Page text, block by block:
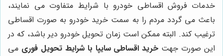
خدمات فروش اقساطی خودرو با شرایط متفاوت می نمایند،
باعث می گردد مردم را به سمت خرید خودرو به صورت اقساطی
ترغیب کند. البته ممکن است زمان تحویل خودرو دیر باشد، که در
این صورت جهت خرید اقساطی سایپا با شرایط تحویل فوری می